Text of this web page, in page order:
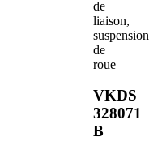
de
liaison,
suspension
de
roue
VKDS
328071
B